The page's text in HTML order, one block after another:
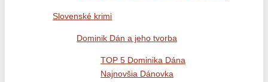
Slovenské krimi
Dominik Dán a jeho tvorba
TOP 5 Dominika Dána
Najnovšia Dánovka